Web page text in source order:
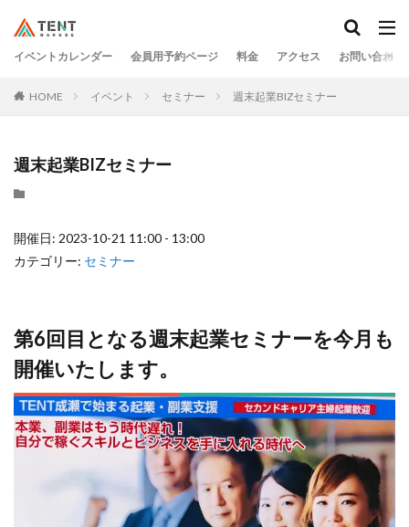
イベントカレンダー 会員用予約ページ 料金 アクセス お問い合わせ
HOME イベント セミナー 週末起業BIZセミナー
週末起業BIZセミナー
開催日: 2023-10-21 11:00 - 13:00
カテゴリー: セミナー
第6回目となる週末起業セミナーを今月も
開催いたします。